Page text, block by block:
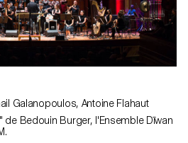
par Matthias Joulaud, Michail Galanopoulos, Antoine Flahaut
Bedouin Burger, l'Ensemble Dīwan